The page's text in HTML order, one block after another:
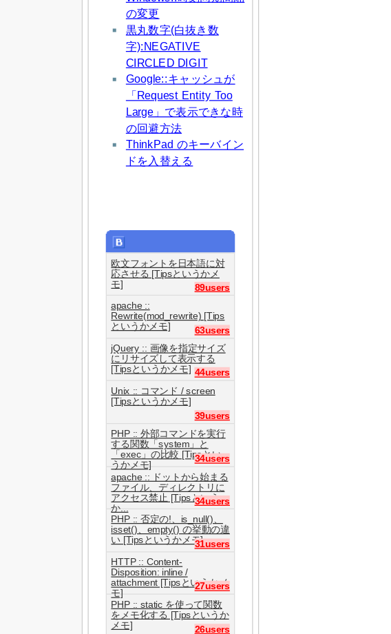
の変更
黒丸数字(白抜き数
字):NEGATIVE
CIRCLED DIGIT
Google::キャッシュが
「Request Entity Too
Large」で表示できな時
の回避方法
ThinkPad のキーバイン
ドを入替える
欧文フォントを日本語に対
応させる [Tipsというかメ
モ]
89users
apache ::
Rewrite(mod_rewrite) [Tips
というかメモ]
63users
jQuery :: 画像を指定サイズ
にリサイズして表示する
[Tipsというかメモ] 44users
Unix :: コマンド / screen
[Tipsというかメモ]
39users
PHP :: 外部コマンドを実行
する関数「system」と
「exec」の比較 [Tipsとい
うかメモ]
34users
apache :: ドットから始まる
ファイル、ディレクトリに
アクセス禁止 [Tipsという
か...
34users
PHP :: 否定の!、is_null()、
isset()、empty() の挙動の違
い [Tipsというかメモ]31users
HTTP :: Content-
Disposition: inline /
attachment [Tipsというかメ
モ]
27users
PHP :: static を使って関数
をメモ化する [Tipsというか
メモ]
26users